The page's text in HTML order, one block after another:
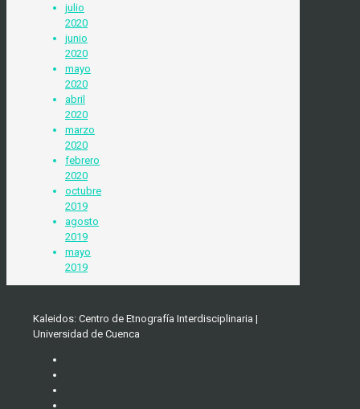
julio
2020
junio
2020
mayo
2020
abril
2020
marzo
2020
febrero
2020
octubre
2019
agosto
2019
mayo
2019
Kaleidos: Centro de Etnografía Interdisciplinaria |
Universidad de Cuenca